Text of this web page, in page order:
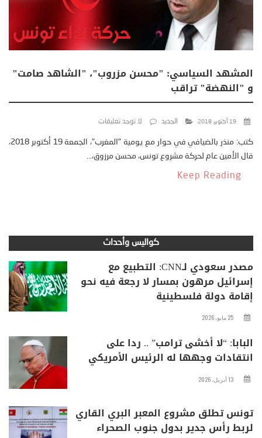
المشهد السياسي: "محسن مزروب"، "الشاهد صامت"
و "النهضة" تراقب
19 أكتوبر، 2018 الجديد لا توجد تعليقات
كتب: منذر بالضيافي في حوار مع يومية "المغرب"، الجمعة 19 أكتوبر 2018،
قال الأمين عام لحركة مشروع تونس، محسن مرزوق،...
Keep Reading
كواليس وأحداث
مصدر سعودي لـCNN: التطبيع مع
إسرائيل مرهون بمسار لا رجعة فيه نحو
إقامة دولة فلسطينية
25 مايو، 2026
البابا: “لا أخشى ترامب” .. ردا على
انتقادات وجهها له الرئيس الأمريكي
13 أبريل، 2026
تونس تطلق مشروع المعبر البري القاري
لربط رأس جدير بدول جنوب الصحراء